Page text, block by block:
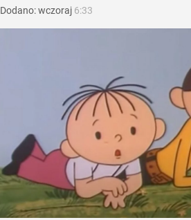
Dodano:wczoraj 6:33